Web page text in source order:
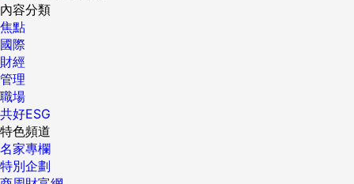
內容分類
焦點
國際
財經
管理
職場
共好ESG
特色頻道
名家專欄
特別企劃